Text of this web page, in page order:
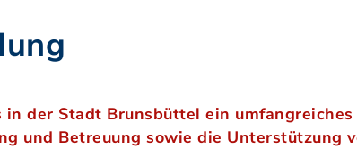
der Stadt Brunsbüttel ein
und Betreuung sowie die Unterstützung